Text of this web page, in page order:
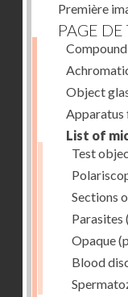
Première
PAGE DE
Object
Apparatus
List of
Test
Sections
Parasites
Opaque
Blood